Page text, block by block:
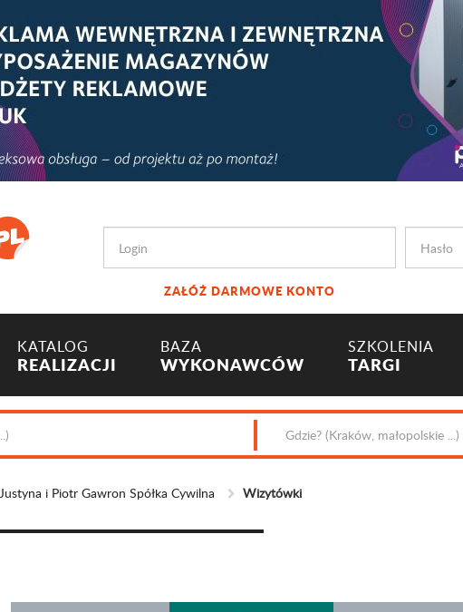
ZAŁÓŻ DARMOWE KONTO
KATALOG
REALIZACJI
BAZA
WYKONAWCÓW
SZKOLENIA
TARGI
i Piotr Gawron Spółka Cywilna Wizytówki